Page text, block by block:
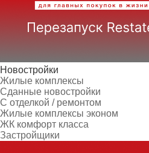
Новостройки
Жилые комплексы
Сданные новостройки
С отделкой / ремонтом
Жилые комплексы эконом
ЖК комфорт класса
Застройщики